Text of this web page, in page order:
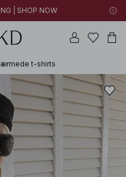
| SHOP NOW
t-shirts